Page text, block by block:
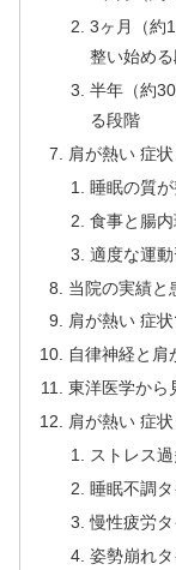
3ヶ月（約
整い始め
半年（約
る段階
肩が熱い 症
睡眠の質
食事と腸
適度な運
当院の実績と
肩が熱い 症
自律神経と肩
東洋医学から
肩が熱い 症
ストレス
睡眠不調
慢性疲労
姿勢崩れ